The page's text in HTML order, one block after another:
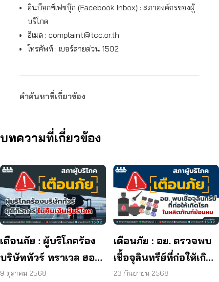
อินบ็อกซ์เฟซบุ๊ก (Facebook Inbox) : สภาองค์กรของผู้
บริโภค
อีเมล : complaint@tcc.or.th
โทรศัพท์ : เบอร์สายด่วน 1502
คำค้นหาที่เกี่ยวข้อง
บทความที่เกี่ยวข้อง
เตือนภัย : ผู้บริโภคร้อง
บริษัททัวร์ ทราเวล ฮอลิ
เดย์ ยุติกิจการ ไม่คืนเงิน
9 ตุลาคม 2568
เตือนภัย : อย. ตรวจพบ
เชื้อจุลินทรีย์ที่ก่อให้เกิด
โรค และพบแบคทีเรีย
23 กันยายน 2568